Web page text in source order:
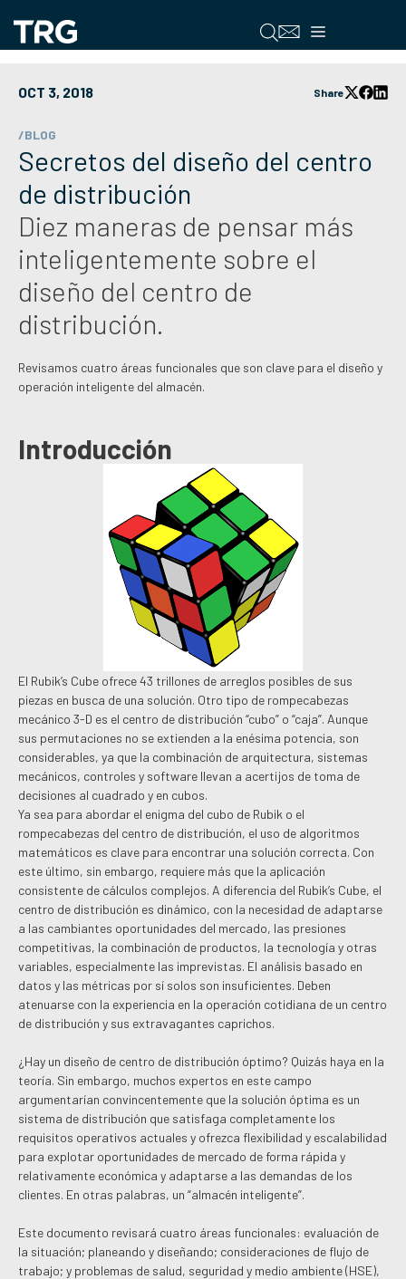
contenido
Menú
OCT 3, 2018 Share
/BLOG
Secretos del diseño del centro
de distribución
Diez maneras de pensar más
inteligentemente sobre el
diseño del centro de
distribución.
Revisamos cuatro áreas funcionales que son clave para el diseño y
operación inteligente del almacén.
Introducción
El Rubik’s Cube ofrece 43 trillones de arreglos posibles de sus
piezas en busca de una solución. Otro tipo de rompecabezas
mecánico 3-D es el centro de distribución “cubo” o “caja”. Aunque
sus permutaciones no se extienden a la enésima potencia, son
considerables, ya que la combinación de arquitectura, sistemas
mecánicos, controles y software llevan a acertijos de toma de
decisiones al cuadrado y en cubos.
Ya sea para abordar el enigma del cubo de Rubik o el
rompecabezas del centro de distribución, el uso de algoritmos
matemáticos es clave para encontrar una solución correcta. Con
este último, sin embargo, requiere más que la aplicación
consistente de cálculos complejos. A diferencia del Rubik’s Cube, el
centro de distribución es dinámico, con la necesidad de adaptarse
a las cambiantes oportunidades del mercado, las presiones
competitivas, la combinación de productos, la tecnología y otras
variables, especialmente las imprevistas. El análisis basado en
datos y las métricas por sí solos son insuficientes. Deben
atenuarse con la experiencia en la operación cotidiana de un centro
de distribución y sus extravagantes caprichos.
¿Hay un diseño de centro de distribución óptimo? Quizás haya en la
teoría. Sin embargo, muchos expertos en este campo
argumentarían convincentemente que la solución óptima es un
sistema de distribución que satisfaga completamente los
requisitos operativos actuales y ofrezca flexibilidad y escalabilidad
para explotar oportunidades de mercado de forma rápida y
relativamente económica y adaptarse a las demandas de los
clientes. En otras palabras, un “almacén inteligente”.
Este documento revisará cuatro áreas funcionales: evaluación de
la situación; planeando y diseñando; consideraciones de flujo de
trabajo; y problemas de salud, seguridad y medio ambiente (HSE),